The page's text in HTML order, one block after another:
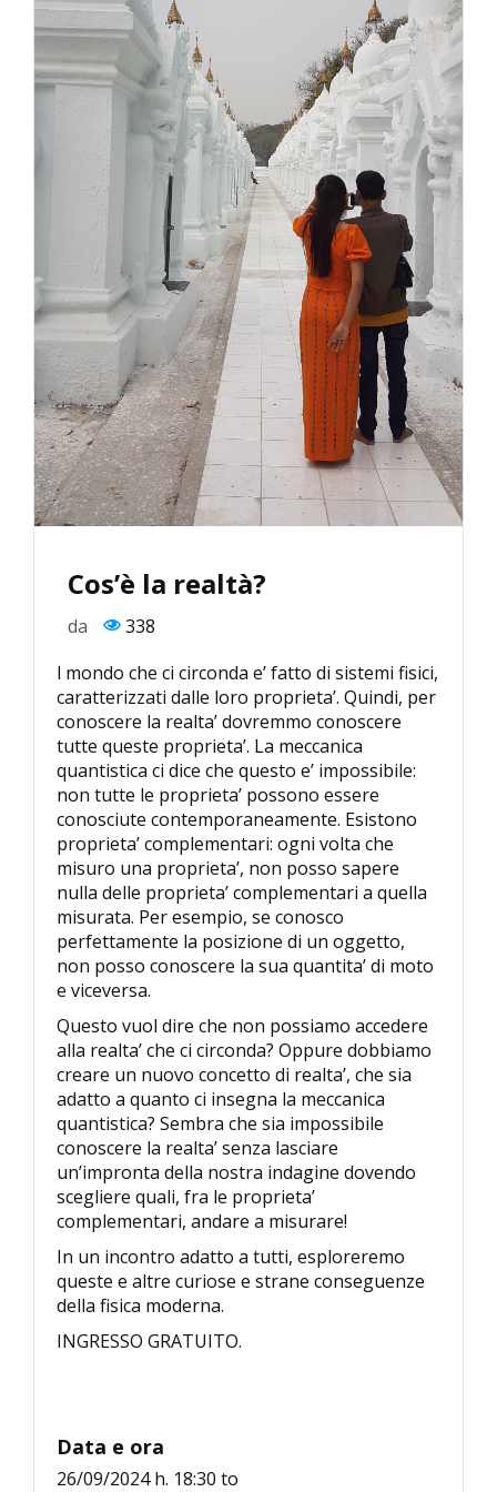
Cos’è la realtà?
da
338
l mondo che ci circonda e’ fatto di sistemi fisici,
caratterizzati dalle loro proprieta’. Quindi, per
conoscere la realta’ dovremmo conoscere
tutte queste proprieta’. La meccanica
quantistica ci dice che questo e’ impossibile:
non tutte le proprieta’ possono essere
conosciute contemporaneamente. Esistono
proprieta’ complementari: ogni volta che
misuro una proprieta’, non posso sapere
nulla delle proprieta’ complementari a quella
misurata. Per esempio, se conosco
perfettamente la posizione di un oggetto,
non posso conoscere la sua quantita’ di moto
e viceversa.
Questo vuol dire che non possiamo accedere
alla realta’ che ci circonda? Oppure dobbiamo
creare un nuovo concetto di realta’, che sia
adatto a quanto ci insegna la meccanica
quantistica? Sembra che sia impossibile
conoscere la realta’ senza lasciare
un’impronta della nostra indagine dovendo
scegliere quali, fra le proprieta’
complementari, andare a misurare!
In un incontro adatto a tutti, esploreremo
queste e altre curiose e strane conseguenze
della fisica moderna.
INGRESSO GRATUITO.
Data e ora
26/09/2024 h. 18:30 to